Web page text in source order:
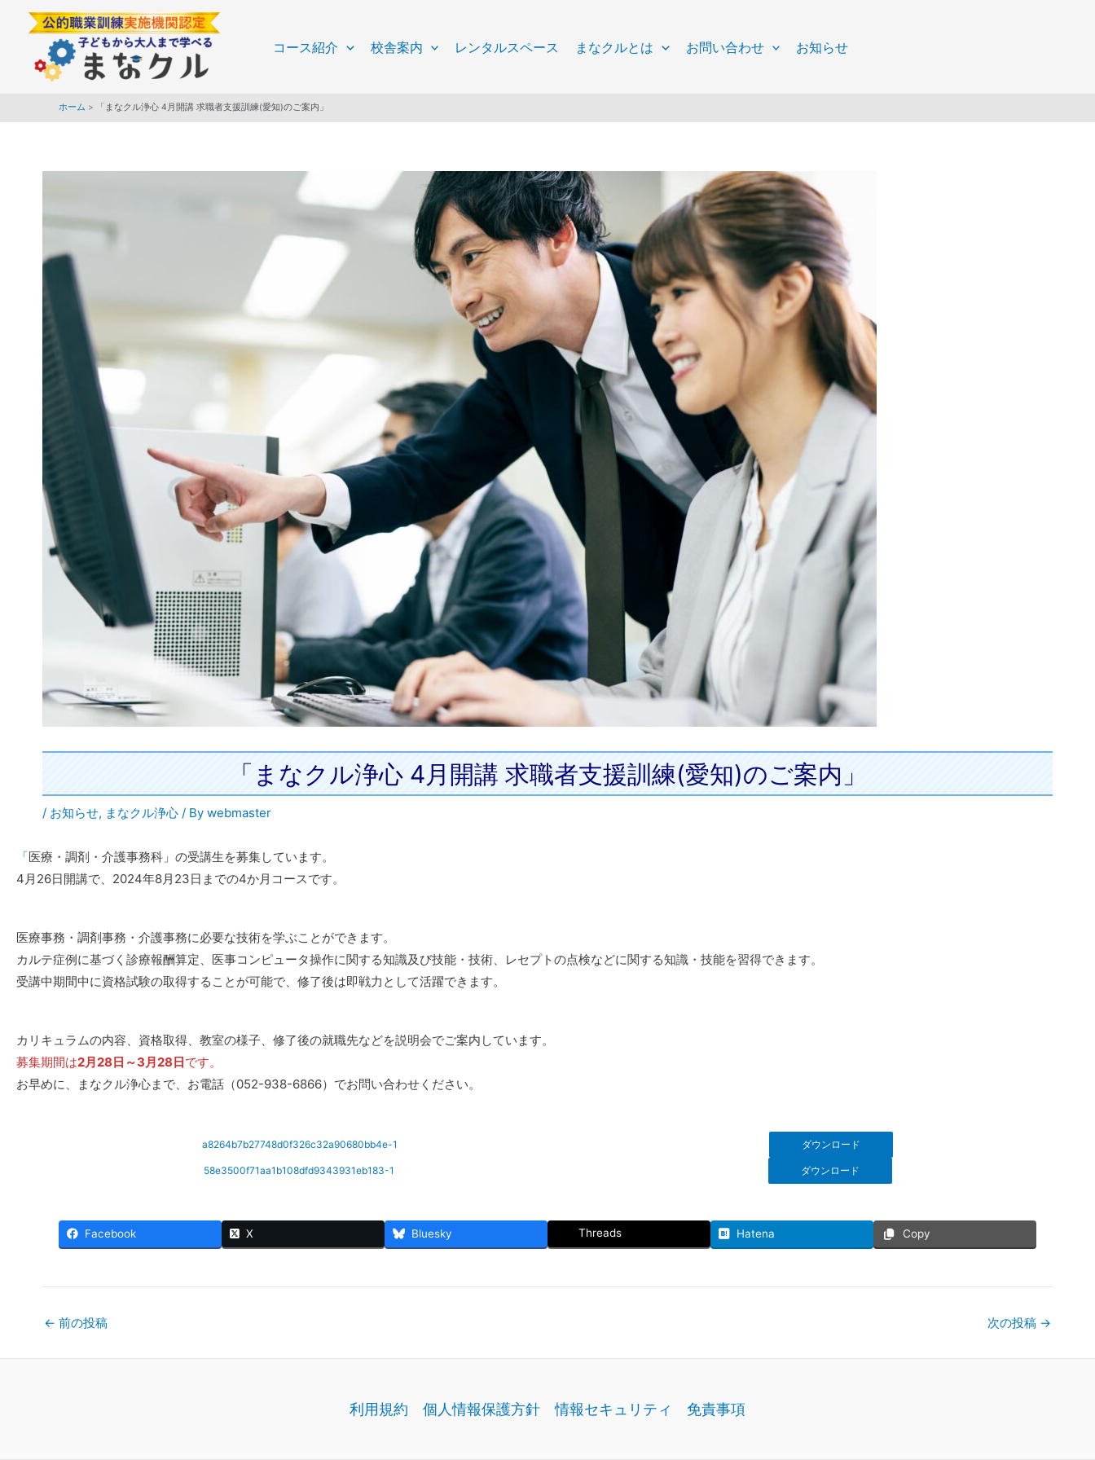
ッ
コース紹介 校舎案内 レンタルスペース まなクルとは お問い合わせ お知らせ
ホーム 「まなクル浄心 4月開講 求職者支援訓練(愛知)のご案内」
「まなクル浄心 4月開講 求職者支援訓練(愛知)のご案内」
/ お知らせ, まなクル浄心 / By webmaster
「医療・調剤・介護事務科」の受講生を募集しています。
4月26日開講で、2024年8月23日までの4か月コースです。
医療事務・調剤事務・介護事務に必要な技術を学ぶことができます。
カルテ症例に基づく診療報酬算定、医事コンピュータ操作に関する知識及び技能・技術、レセプトの点検などに関する知識・技能を習得できます。
受講中期間中に資格試験の取得することが可能で、修了後は即戦力として活躍できます。
カリキュラムの内容、資格取得、教室の様子、修了後の就職先などを説明会でご案内しています。
募集期間は2月28日～3月28日です。
お早めに、まなクル浄心まで、お電話（052-938-6866）でお問い合わせください。
a8264b7b27748d0f326c32a90680bb4e-1 ダウンロード
58e3500f71aa1b108dfd9343931eb183-1 ダウンロード
Facebook X Bluesky Threads Hatena Copy
Post
navigation
← 前の投稿 次の投稿 →
利用規約 個人情報保護方針 情報セキュリティ 免責事項